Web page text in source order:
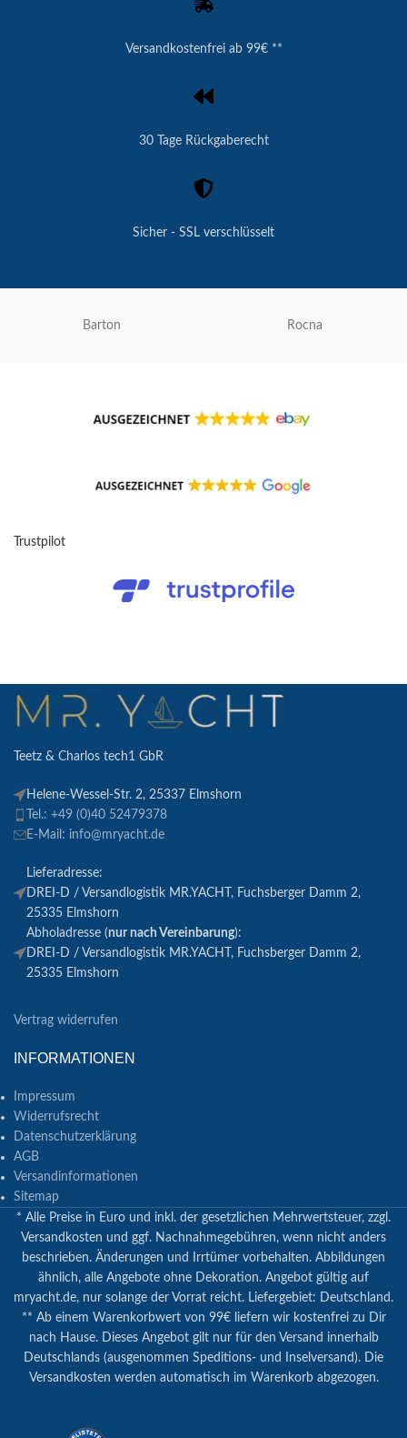
Versandkostenfrei ab 99€ **
30 Tage Rückgaberecht
Sicher - SSL verschlüsselt
Barton Rocna
Trustpilot
Teetz & Charlos tech1 GbR
Helene-Wessel-Str. 2, 25337 Elmshorn
Tel.: +49 (0)40 52479378
E-Mail: info@mryacht.de
Lieferadresse:
DREI-D / Versandlogistik MR.YACHT, Fuchsberger Damm 2,
25335 Elmshorn
Abholadresse (nur nach Vereinbarung):
DREI-D / Versandlogistik MR.YACHT, Fuchsberger Damm 2,
25335 Elmshorn
Vertrag widerrufen
INFORMATIONEN
Impressum
Widerrufsrecht
Datenschutzerklärung
AGB
Versandinformationen
Sitemap
* Alle Preise in Euro und inkl. der gesetzlichen Mehrwertsteuer, zzgl.
Versandkosten und ggf. Nachnahmegebühren, wenn nicht anders
beschrieben. Änderungen und Irrtümer vorbehalten. Abbildungen
ähnlich, alle Angebote ohne Dekoration. Angebot gültig auf
mryacht.de, nur solange der Vorrat reicht. Liefergebiet: Deutschland.
** Ab einem Warenkorbwert von 99€ liefern wir kostenfrei zu Dir
nach Hause. Dieses Angebot gilt nur für den Versand innerhalb
Deutschlands (ausgenommen Speditions- und Inselversand). Die
Versandkosten werden automatisch im Warenkorb abgezogen.